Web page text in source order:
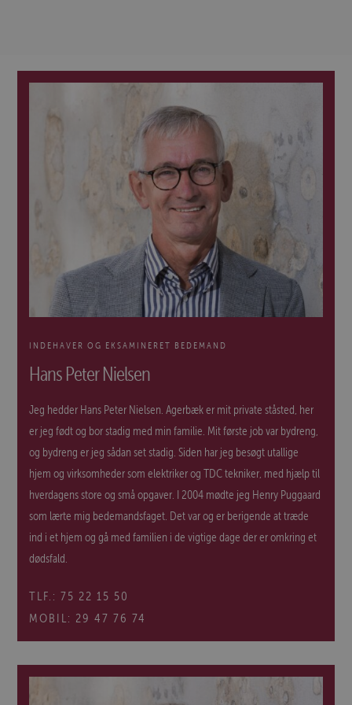
INDEHAVER OG EKSAMINERET BEDEMAND
Hans Peter Nielsen
Jeg hedder Hans Peter Nielsen. Agerbæk er mit private ståsted, her
er jeg født og bor stadig med min familie. Mit første job var bydreng,
og bydreng er jeg sådan set stadig. Siden har jeg besøgt utallige
hjem og virksomheder som elektriker og TDC tekniker, med hjælp til
hverdagens store og små opgaver. I 2004 mødte jeg Henry Puggaard
som lærte mig bedemandsfaget. Det var og er berigende at træde
ind i et hjem og gå med familien i de vigtige dage der er omkring et
dødsfald.
TLF.:75 22 15 50
MOBIL: 29 47 76 74